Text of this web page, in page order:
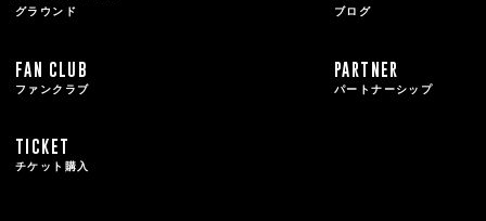
グラウンド ブログ
FAN CLUB
ファンクラブ
PARTNER
パートナーシップ
TICKET
チケット購入